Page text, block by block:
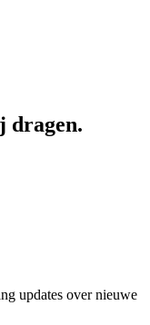
dragen.
updates over nieuwe